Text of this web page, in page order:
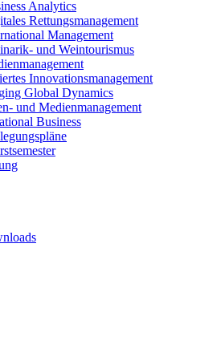
Analytics
Rettungsmanagement
Management
und Weintourismus
Innovationsmanagement
Global Dynamics
und Medienmanagement
Business